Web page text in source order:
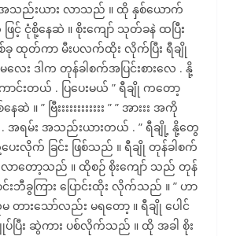
သည်းယား လာသည် ။ ထို နှစ်ယောက်
င့် ငုံစို့နေဆဲ ။ စိုးကျော် သုတ်ခနဲ ထပြီး
ခု ထုတ်ကာ မီးပလက်ထိုး လိုက်ပြီး ရီချို
ေး ဒါက တုန်ခါစက်အပြင်းစားလေ . နို့
းတယ် . ပြပေးမယ် ” ရီချို ကတော့
။ ” ဗြီးးးးးးးးးးးး ” ” အားးး အကို
. အရမ်း အသည်းယားတယ် . ” ရီချို့ နို့တွေ
းလိုက် ခြင်း ဖြစ်သည် ။ ရီချို တုန်ခါစက်
ာတော့သည် ။ ထိုစဉ် စိုးကျော် သည် တုန်
းဘီခွကြား ပြောင်းထိုး လိုက်သည် ။ ” ဟာ
တားသော်လည်း မရတော့ ။ ရီချို ပေါင်
ချုပ်ပြီး ဆွဲကား ပစ်လိုက်သည် ။ ထို အခါ စိုး